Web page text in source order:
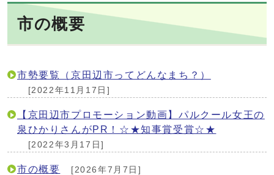
市の概要
市勢要覧（京田辺市ってどんなまち？）
[2022年11月17日]
【京田辺市プロモーション動画】パルクール女王の
泉ひかりさんがPR！☆★知事賞受賞☆★
[2022年3月17日]
市の概要 [2026年7月7日]